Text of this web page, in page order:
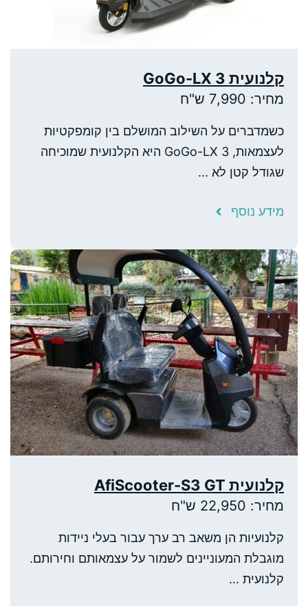
קלנועית GoGo-LX 3
מחיר: 7,990 ש"ח
כשמדברים על השילוב המושלם בין קומפקטיות
לעצמאות, GoGo-LX 3 היא הקלנועית שמוכיחה
שגודל קטן לא ...
מידע נוסף
קלנועית AfiScooter-S3 GT
מחיר: 22,950 ש"ח
קלנועיות הן משאב רב ערך עבור בעלי ניידות
מוגבלת המעוניינים לשמור על עצמאותם וחירותם.
קלנועית ...